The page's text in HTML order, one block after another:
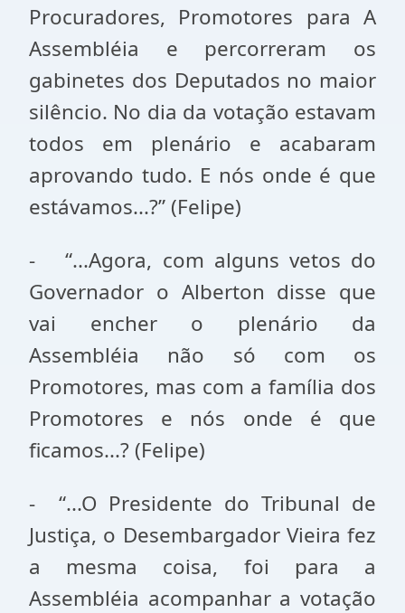
Procuradores, Promotores para A
Assembléia e percorreram os
gabinetes dos Deputados no maior
silêncio. No dia da votação estavam
todos em plenário e acabaram
aprovando tudo. E nós onde é que
estávamos...?” (Felipe)
- “...Agora, com alguns vetos do
Governador o Alberton disse que
vai encher o plenário da
Assembléia não só com os
Promotores, mas com a família dos
Promotores e nós onde é que
ficamos...? (Felipe)
- “...O Presidente do Tribunal de
Justiça, o Desembargador Vieira fez
a mesma coisa, foi para a
Assembléia acompanhar a votação